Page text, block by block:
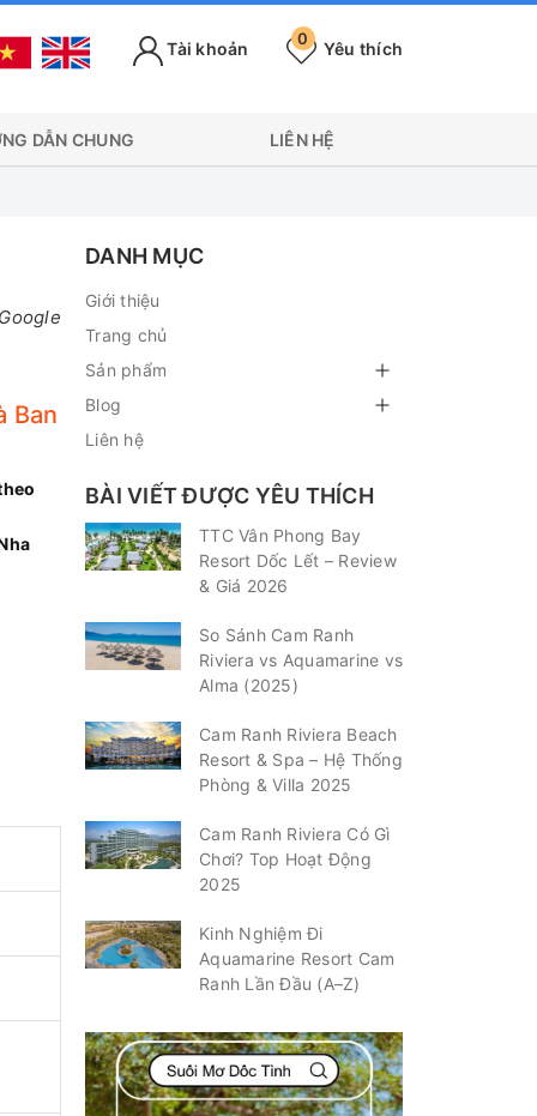
Yêu thích
0
Tài khoản
DẪN CHUNG LIÊN HỆ
Ban
DANH MỤC
Giới thiệu
Trang chủ
Sản phẩm
Blog
Liên hệ
BÀI VIẾT ĐƯỢC YÊU THÍCH
TTC Vân Phong Bay
Resort Dốc Lết – Review
& Giá 2026
So Sánh Cam Ranh
Riviera vs Aquamarine vs
Alma (2025)
Cam Ranh Riviera Beach
Resort & Spa – Hệ Thống
Phòng & Villa 2025
Cam Ranh Riviera Có Gì
Chơi? Top Hoạt Động
2025
Kinh Nghiệm Đi
Aquamarine Resort Cam
Ranh Lần Đầu (A–Z)